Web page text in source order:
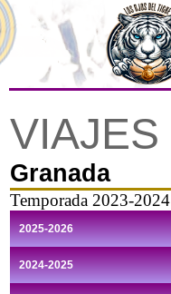
VIAJES
Granada
Temporada 2023-2024
2025-2026
2024-2025